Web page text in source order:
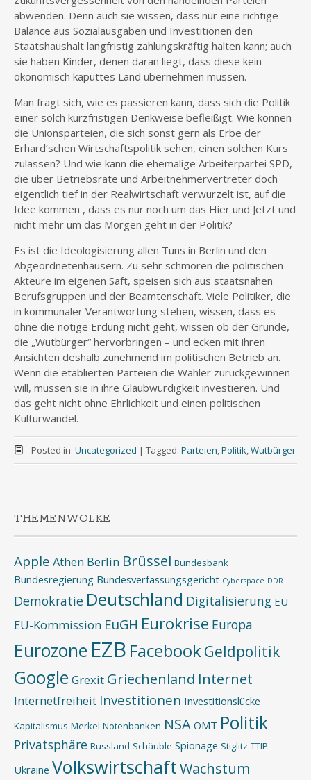
abwenden. Denn auch sie wissen, dass nur eine richtige
Balance aus Sozialausgaben und Investitionen den
Staatshaushalt langfristig zahlungskräftig halten kann; auch
sie haben Kinder, denen daran liegt, dass diese kein
ökonomisch kaputtes Land übernehmen müssen.
Man fragt sich, wie es passieren kann, dass sich die Politik
einer solch kurzfristigen Denkweise befleißigt. Wie können
die Unionsparteien, die sich sonst gern als Erbe der
Erhard’schen Wirtschaftspolitik sehen, einen solchen Kurs
zulassen? Und wie kann die ehemalige Arbeiterpartei SPD,
die über Betriebsräte und Arbeitnehmervertreter doch
eigentlich tief in der Realwirtschaft verwurzelt ist, auf die
Idee kommen , dass es nur noch um das Hier und Jetzt und
nicht mehr um das Morgen geht in der Politik?
Es ist die Ideologisierung allen Tuns in Berlin und den
Abgeordnetenhäusern. Zu sehr schmoren die politischen
Akteure im eigenen Saft, speisen sich aus staatsnahen
Berufsgruppen und der Beamtenschaft. Viele Politiker, die
in kommunaler Verantwortung stehen, wissen, dass es
ohne die nötige Erdung nicht geht, wissen ob der Gründe,
die „Wutbürger“ hervorbringen – und ecken mit ihren
Ansichten deshalb zunehmend im politischen Betrieb an.
Wenn die etablierten Parteien die Wähler zurückgewinnen
will, müssen sie in ihre Glaubwürdigkeit investieren. Und
das geht nicht ohne Ehrlichkeit und einen politischen
Kulturwandel.
Posted in: Uncategorized | Tagged: Parteien,Politik,Wutbürger
THEMENWOLKE
Apple Athen Berlin Brüssel Bundesbank
Bundesregierung Bundesverfassungsgericht Cyberspace DDR
Demokratie Deutschland Digitalisierung EU
EU-Kommission EuGH Eurokrise Europa
Eurozone EZB FacebookGeldpolitik
Google Grexit Griechenland Internet
Internetfreiheit Investitionen Investitionslücke
Kapitalismus Merkel Notenbanken NSA OMT Politik
Privatsphäre Russland Schäuble Spionage Stiglitz TTIP
Ukraine VolkswirtschaftWachstum